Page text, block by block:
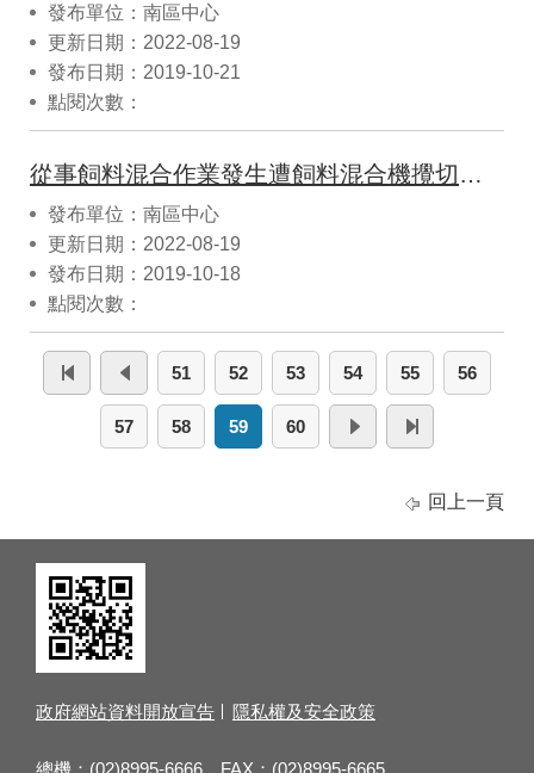
發布單位：南區中心
更新日期：2022-08-19
發布日期：2019-10-21
點閱次數：
從事飼料混合作業發生遭飼料混合機攪切致死災害
發布單位：南區中心
更新日期：2022-08-19
發布日期：2019-10-18
點閱次數：
51 52 53 54 55 56
57 58 59 60
回上一頁
政府網站資料開放宣告 隱私權及安全政策
總機：(02)8995-6666 FAX：(02)8995-6665